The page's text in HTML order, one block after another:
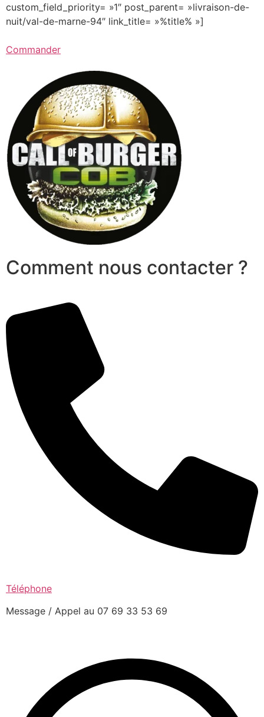
custom_field_priority= »1″ post_parent= »livraison-de-
nuit/val-de-marne-94″ link_title= »%title% »]
Commander
Comment nous contacter ?
Téléphone
Message / Appel au 07 69 33 53 69